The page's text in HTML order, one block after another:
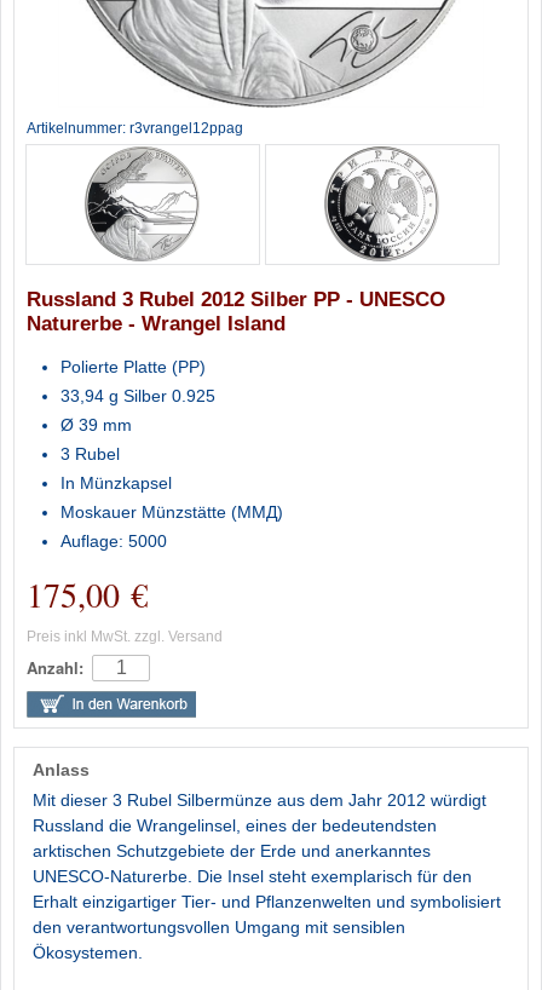
Artikelnummer: r3vrangel12ppag
Russland 3 Rubel 2012 Silber PP - UNESCO
Naturerbe - Wrangel Island
Polierte Platte (PP)
33,94 g Silber 0.925
Ø 39 mm
3 Rubel
In Münzkapsel
Moskauer Münzstätte (ММД)
Auflage: 5000
175,00 €
Preis inkl MwSt. zzgl. Versand
Anzahl:
Anlass
Mit dieser 3 Rubel Silbermünze aus dem Jahr 2012 würdigt
Russland die Wrangelinsel, eines der bedeutendsten
arktischen Schutzgebiete der Erde und anerkanntes
UNESCO-Naturerbe. Die Insel steht exemplarisch für den
Erhalt einzigartiger Tier- und Pflanzenwelten und symbolisiert
den verantwortungsvollen Umgang mit sensiblen
Ökosystemen.